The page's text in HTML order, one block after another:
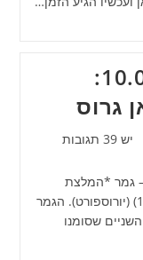
אירועי דיומא – 10.06.2018:
גרוס
יש 39 תגובות
גילור טורניר רולאן גרוס (2000) – גמר *המלצת
צפייה* 16:00 דומיניק טיים(7)-רפאל נדאל(1) (יורוספורט). הגמר
שסומנו